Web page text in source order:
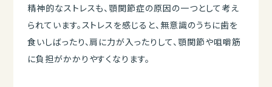
精神的なストレスも、顎関節症の原因の一つとして考え
られています。ストレスを感じると、無意識のうちに歯を
食いしばったり、肩に力が入ったりして、顎関節や咀嚼筋
に負担がかかりやすくなります。